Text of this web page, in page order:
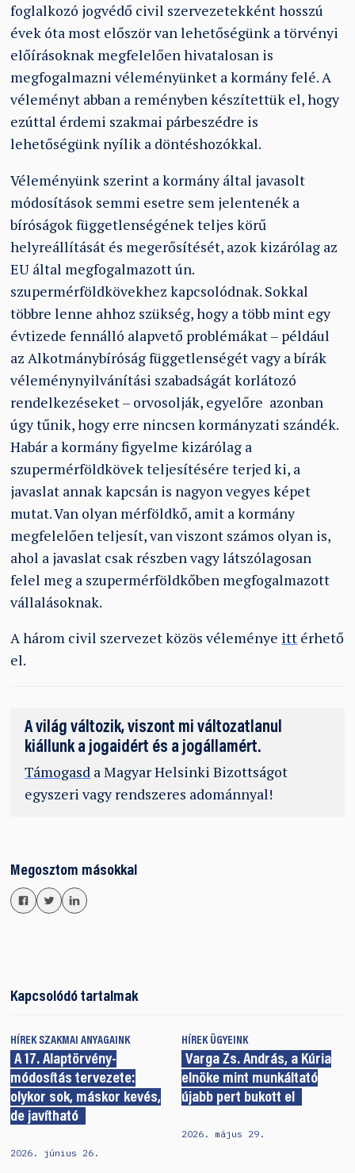
foglalkozó jogvédő civil szervezetekként hosszú
évek óta most először van lehetőségünk a törvényi
előírásoknak megfelelően hivatalosan is
megfogalmazni véleményünket a kormány felé. A
véleményt abban a reményben készítettük el, hogy
ezúttal érdemi szakmai párbeszédre is
lehetőségünk nyílik a döntéshozókkal.
Véleményünk szerint a kormány által javasolt
módosítások semmi esetre sem jelentenék a
bíróságok függetlenségének teljes körű
helyreállítását és megerősítését, azok kizárólag az
EU által megfogalmazott ún.
szupermérföldkövekhez kapcsolódnak. Sokkal
többre lenne ahhoz szükség, hogy a több mint egy
évtizede fennálló alapvető problémákat – például
az Alkotmánybíróság függetlenségét vagy a bírák
véleménynyilvánítási szabadságát korlátozó
rendelkezéseket – orvosolják, egyelőre azonban
úgy tűnik, hogy erre nincsen kormányzati szándék.
Habár a kormány figyelme kizárólag a
szupermérföldkövek teljesítésére terjed ki, a
javaslat annak kapcsán is nagyon vegyes képet
mutat. Van olyan mérföldkő, amit a kormány
megfelelően teljesít, van viszont számos olyan is,
ahol a javaslat csak részben vagy látszólagosan
felel meg a szupermérföldkőben megfogalmazott
vállalásoknak.
A három civil szervezet közös véleménye itt érhető
el.
A világ változik, viszont mi változatlanul
kiállunk a jogaidért és a jogállamért.
Támogasd a Magyar Helsinki Bizottságot
egyszeri vagy rendszeres adománnyal!
Megosztom másokkal
Kapcsolódó tartalmak
HÍREK SZAKMAI ANYAGAINK
A 17. Alaptörvény-
módosítás tervezete:
olykor sok, máskor kevés,
de javítható
2026. június 26.
HÍREK ÜGYEINK
Varga Zs. András, a Kúria
elnöke mint munkáltató
újabb pert bukott el
2026. május 29.